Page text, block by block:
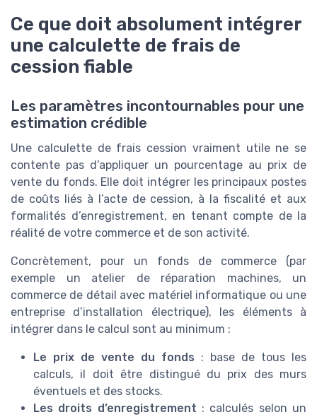
Ce que doit absolument intégrer
une calculette de frais de
cession fiable
Les paramètres incontournables pour une
estimation crédible
Une calculette de frais cession vraiment utile ne se
contente pas d’appliquer un pourcentage au prix de
vente du fonds. Elle doit intégrer les principaux postes
de coûts liés à l’acte de cession, à la fiscalité et aux
formalités d’enregistrement, en tenant compte de la
réalité de votre commerce et de son activité.
Concrètement, pour un fonds de commerce (par
exemple un atelier de réparation machines, un
commerce de détail avec matériel informatique ou une
entreprise d’installation électrique), les éléments à
intégrer dans le calcul sont au minimum :
Le prix de vente du fonds : base de tous les
calculs, il doit être distingué du prix des murs
éventuels et des stocks.
Les droits d’enregistrement : calculés selon un